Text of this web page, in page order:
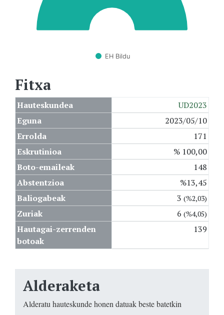
EH Bildu
Fitxa
Hauteskundea
UD2023
Eguna
2023/05/10
Errolda
171
Eskrutinioa
% 100,00
Boto-emaileak
148
Abstentzioa
%13,45
Baliogabeak
3 (%2,03)
Zuriak 6 (%4,05)
Hautagai-zerrenden
botoak
139
Alderaketa
Alderatu hauteskunde honen datuak beste batetkin